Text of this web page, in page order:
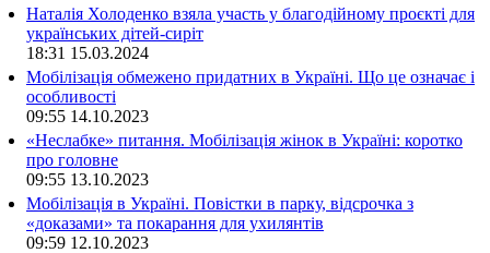
Наталія Холоденко взяла участь у благодійному проєкті для
українських дітей-сиріт
18:31 15.03.2024
Мобілізація обмежено придатних в Україні. Що це означає і
особливості
09:55 14.10.2023
«Неслабке» питання. Мобілізація жінок в Україні: коротко
про головне
09:55 13.10.2023
Мобілізація в Україні. Повістки в парку, відсрочка з
«доказами» та покарання для ухилянтів
09:59 12.10.2023